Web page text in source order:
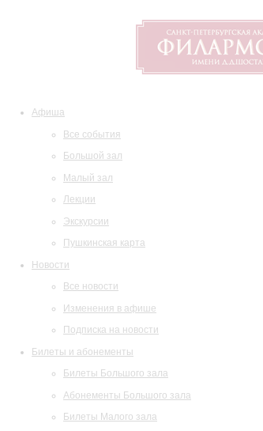
Афиша
Все события
Большой зал
Малый зал
Лекции
Экскурсии
Пушкинская карта
Новости
Все новости
Изменения в афише
Подписка на новости
Билеты и абонементы
Билеты Большого зала
Абонементы Большого зала
Билеты Малого зала